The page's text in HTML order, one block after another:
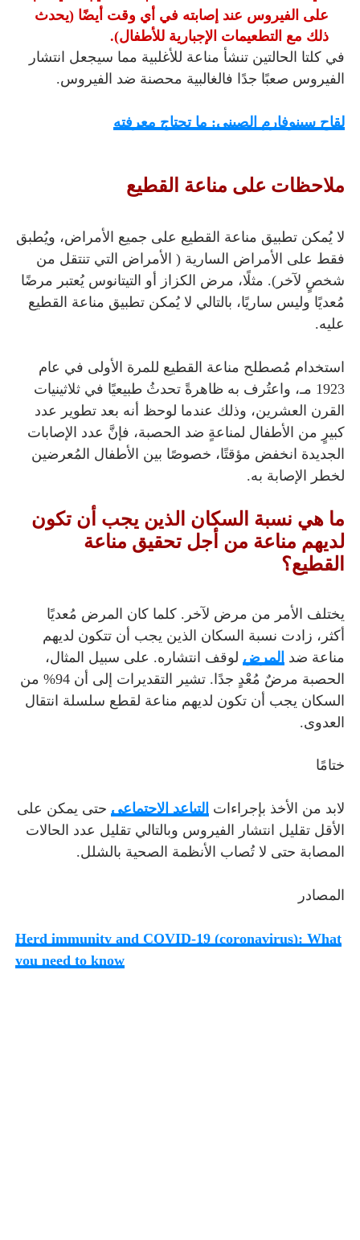
على الفيروس عند إصابته في أي وقت أيضًا (يحدث
ذلك مع التطعيمات الإجبارية للأطفال).
في كلتا الحالتين تنشأ مناعة للأغلبية مما سيجعل انتشار
الفيروس صعبًا جدًا فالغالبية محصنة ضد الفيروس.
لقاح سينوفارم الصيني: ما تحتاج معرفته
ملاحظات على مناعة القطيع
لا يُمكن تطبيق مناعة القطيع على جميع الأمراض، ويُطبق
فقط على الأمراض السارية ( الأمراض التي تنتقل من
شخصٍ لآخر). مثلًا، مرض الكزاز أو التيتانوس يُعتبر مرضًا
مُعديًا وليس ساريًا، بالتالي لا يُمكن تطبيق مناعة القطيع
عليه.
استخدام مُصطلح مناعة القطيع‏ للمرة الأولى في عام
1923 مـ، واعتُرف به ظاهرةً تحدثُ طبيعيًا في ثلاثينيات
القرن العشرين، وذلك عندما لوحظ أنه بعد تطوير عدد
كبيرٍ من الأطفال لمناعةٍ ضد الحصبة، فإنَّ عدد الإصابات
الجديدة انخفض مؤقتًا، خصوصًا بين الأطفال المُعرضين
لخطر الإصابة به.
ما هي نسبة السكان الذين يجب أن تكون
لديهم مناعة من أجل تحقيق مناعة
القطيع؟
يختلف الأمر من مرض لآخر. كلما كان المرض مُعديًا
أكثر، زادت نسبة السكان الذين يجب أن تتكون لديهم
مناعة ضد المرض لوقف انتشاره. على سبيل المثال،
الحصبة مرضٌ مُعْدٍ جدًا. تشير التقديرات إلى أن 94% من
السكان يجب أن تكون لديهم مناعة لقطع سلسلة انتقال
العدوى.
ختامًا
لابد من الأخذ بإجراءات التباعد الاجتماعي حتى يمكن على
الأقل تقليل انتشار الفيروس وبالتالي تقليل عدد الحالات
المصابة حتى لا تُصاب الأنظمة الصحية بالشلل.
المصادر
Herd immunity and COVID-19 (coronavirus): What
you need to know